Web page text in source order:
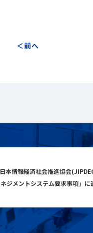
前へ
本情報経済社会推進協会
ジメントシステム要求事項」